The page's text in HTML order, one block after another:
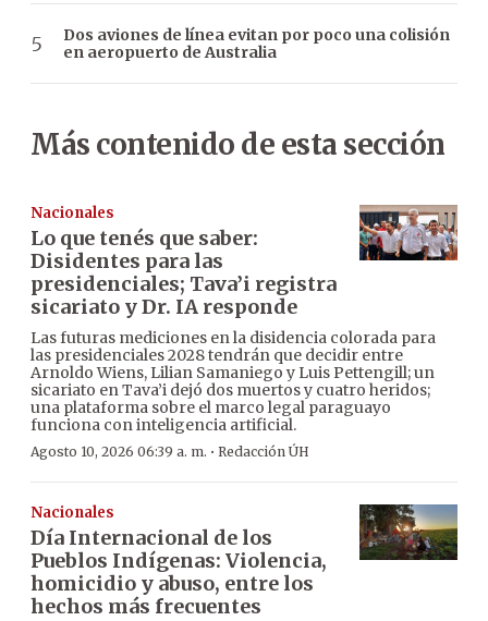
Dos aviones de línea evitan por poco una colisión
en aeropuerto de Australia
Más contenido de esta sección
Nacionales
Lo que tenés que saber:
Disidentes para las
presidenciales; Tava’i registra
sicariato y Dr. IA responde
Las futuras mediciones en la disidencia colorada para
las presidenciales 2028 tendrán que decidir entre
Arnoldo Wiens, Lilian Samaniego y Luis Pettengill; un
sicariato en Tava’i dejó dos muertos y cuatro heridos;
una plataforma sobre el marco legal paraguayo
funciona con inteligencia artificial.
Agosto 10, 2026 06:39 a. m. · Redacción ÚH
Nacionales
Día Internacional de los
Pueblos Indígenas: Violencia,
homicidio y abuso, entre los
hechos más frecuentes